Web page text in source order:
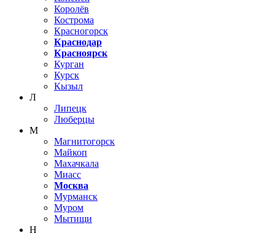
Королёв
Кострома
Красногорск
Краснодар
Красноярск
Курган
Курск
Кызыл
Л
Липецк
Люберцы
М
Магнитогорск
Майкоп
Махачкала
Миасс
Москва
Мурманск
Муром
Мытищи
Н